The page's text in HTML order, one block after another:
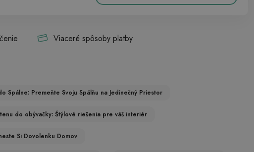
Viaceré spôsoby platby
Spálne: Premeňte Svoju Spálňu na Jedinečný Priestor
do obývačky: Štýlové riešenia pre váš interiér
Si Dovolenku Domov